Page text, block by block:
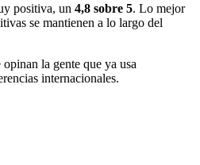
positiva, un 4,8 sobre 5. Lo mejor
se mantienen a lo largo del
la gente que ya usa
internacionales.